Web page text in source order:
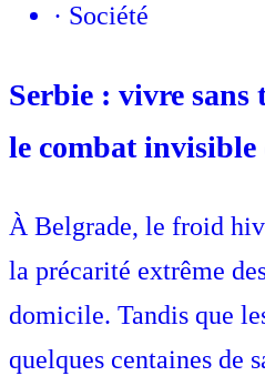
· Société
Serbie : vivre sans
le combat invisible
À Belgrade, le froid
la précarité extrême
domicile. Tandis que
quelques centaines de